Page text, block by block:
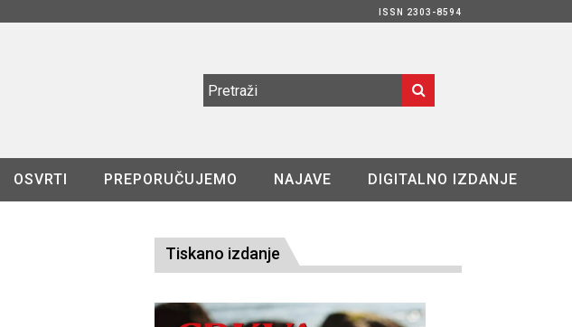
ISSN 2303-8594
OSVRTI PREPORUČUJEMO NAJAVE DIGITALNO IZDANJE
Tiskano izdanje